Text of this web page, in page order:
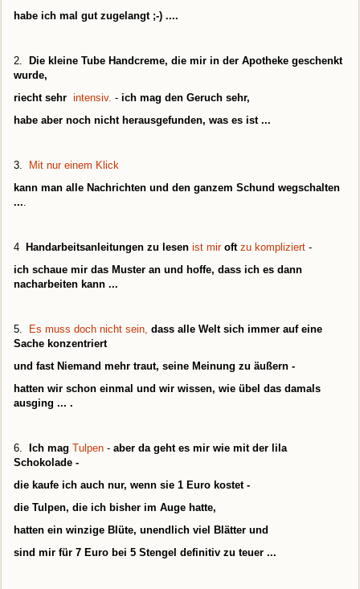
habe ich mal gut zugelangt ;-) ....
2.
Die kleine Tube Handcreme, die mir in der Apotheke geschenkt
wurde,
riecht sehr intensiv. - ich mag den Geruch sehr,
habe aber noch nicht herausgefunden, was es ist ...
3.
Mit nur einem Klick
kann man alle Nachrichten und den ganzem Schund wegschalten
...
4 Handarbeitsanleitungen zu lesen ist mir oftzu kompliziert -
ich schaue mir das Muster an und hoffe, dass ich es dann
nacharbeiten kann ...
5. Es muss doch nicht sein, dass alle Welt sich immer auf eine
Sache konzentriert
und fast Niemand mehr traut, seine Meinung zu äußern -
hatten wir schon einmal und wir wissen, wie übel das damals
ausging ... .
6. Ich mag Tulpen - aber da geht es mir wie mit der lila
Schokolade -
die kaufe ich auch nur, wenn sie 1 Euro kostet -
die Tulpen, die ich bisher im Auge hatte,
hatten ein winzige Blüte, unendlich viel Blätter und
sind mir für 7 Euro bei 5 Stengel definitiv zu teuer ...